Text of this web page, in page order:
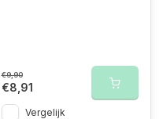
€9,90
€8,91
Vergelijk